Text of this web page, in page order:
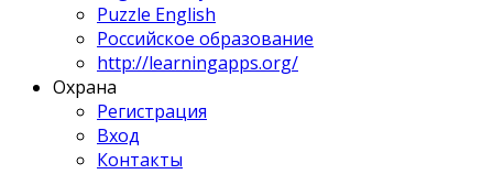
Puzzle English
Российское образование
http://learningapps.org/
Охрана
Регистрация
Вход
Контакты